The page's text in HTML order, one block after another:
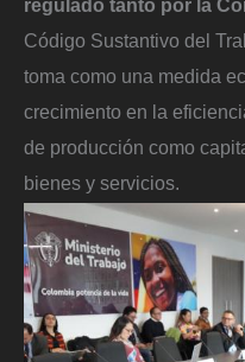
regulado tanto por la
Código Sustantivo del
toma como una medida
crecimiento en la
de producción como
bienes y servicios.